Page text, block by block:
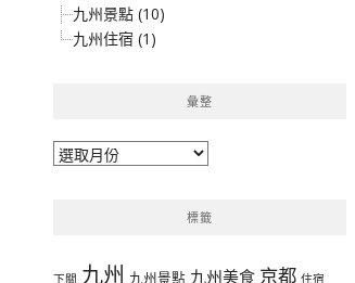
九州景點 (10)
九州住宿 (1)
彙整
彙
標籤
下關 九州 九州景點 九州美食 京都 住宿